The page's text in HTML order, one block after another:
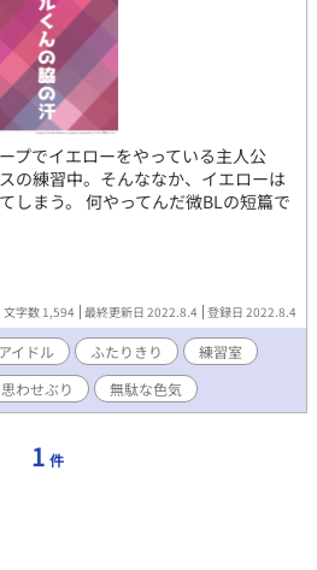
プでイエローをやっている主人公
の練習中。そんななか、イエローは
しまう。 何やってんだ微BLの短篇で
文字数 1,594 最終更新日 2022.8.4 登録日 2022.8.4
アイドル ふたりきり
練習室
思わせぶり 無駄な色気
1 件